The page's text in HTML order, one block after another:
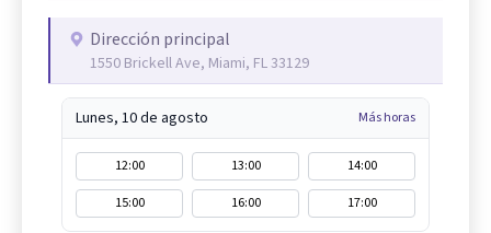
Dirección principal
1550 Brickell Ave, Miami, FL 33129
Lunes, 10 de agosto Más horas
12:00 13:00
14:00
15:00
16:00 17:00